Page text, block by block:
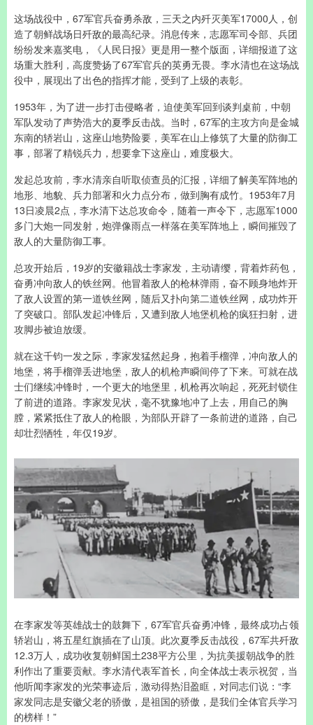
这场战役中，67军官兵奋勇杀敌，三天之内歼灭美军17000人，创
造了朝鲜战场日歼敌的最高纪录。消息传来，志愿军司令部、兵团
纷纷发来嘉奖电，《人民日报》更是用一整个版面，详细报道了这
场重大胜利，高度赞扬了67军官兵的英勇无畏。李水清也在这场战
役中，展现出了出色的指挥才能，受到了上级的表彰。
1953年，为了进一步打击侵略者，迫使美军回到谈判桌前，中朝
军队发动了声势浩大的夏季反击战。当时，67军的主攻方向是金城
东南的轿岩山，这座山地势险要，美军在山上修筑了大量的防御工
事，部署了精锐兵力，想要拿下这座山，难度极大。
发起总攻前，李水清亲自听取侦查员的汇报，详细了解美军阵地的
地形、地貌、兵力部署和火力点分布，做到胸有成竹。1953年7月
13日凌晨2点，李水清下达总攻命令，随着一声令下，志愿军1000
多门大炮一同发射，炮弹像雨点一样落在美军阵地上，瞬间摧毁了
敌人的大量防御工事。
总攻开始后，19岁的安徽籍战士李家发，主动请缨，背着炸药包，
奋勇冲向敌人的铁丝网。他冒着敌人的枪林弹雨，奋不顾身地炸开
了敌人设置的第一道铁丝网，随后又扑向第二道铁丝网，成功炸开
了突破口。部队发起冲锋后，又遭到敌人地堡机枪的疯狂扫射，进
攻脚步被迫放缓。
就在这千钧一发之际，李家发猛然起身，抱着手榴弹，冲向敌人的
地堡，将手榴弹丢进地堡，敌人的机枪声瞬间停了下来。可就在战
士们继续冲锋时，一个更大的地堡里，机枪再次响起，死死封锁住
了前进的道路。李家发见状，毫不犹豫地冲了上去，用自己的胸
膛，紧紧抵住了敌人的枪眼，为部队开辟了一条前进的道路，自己
却壮烈牺牲，年仅19岁。
在李家发等英雄战士的鼓舞下，67军官兵奋勇冲锋，最终成功占领
轿岩山，将五星红旗插在了山顶。此次夏季反击战役，67军共歼敌
12.3万人，成功收复朝鲜国土238平方公里，为抗美援朝战争的胜
利作出了重要贡献。李水清代表军首长，向全体战士表示祝贺，当
他听闻李家发的光荣事迹后，激动得热泪盈眶，对同志们说：“李
家发同志是安徽父老的骄傲，是祖国的骄傲，是我们全体官兵学习
的榜样！”